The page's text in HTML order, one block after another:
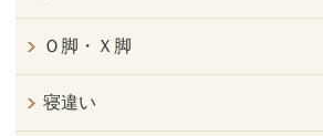
Ｏ脚・Ｘ脚
寝違い